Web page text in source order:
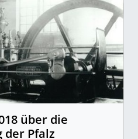
über die
Pfalz